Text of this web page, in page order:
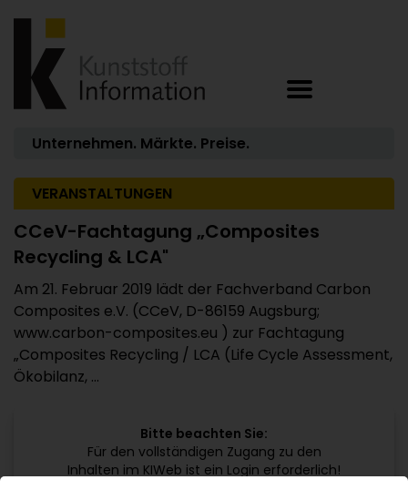
Unternehmen. Märkte. Preise.
VERANSTALTUNGEN
CCeV-Fachtagung „Composites
Recycling & LCA"
Am 21. Februar 2019 lädt der Fachverband Carbon
Composites e.V. (CCeV, D-86159 Augsburg;
www.carbon-composites.eu ) zur Fachtagung
„Composites Recycling / LCA (Life Cycle Assessment,
Ökobilanz, ...
Bitte beachten Sie:
Für den vollständigen Zugang zu den
Inhalten im KIWeb ist ein Login erforderlich!